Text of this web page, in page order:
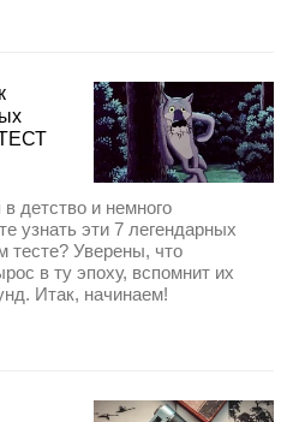
детство и немного
узнать эти 7 легендарных
тесте? Уверены, что
в ту эпоху, вспомнит их
Итак, начинаем!